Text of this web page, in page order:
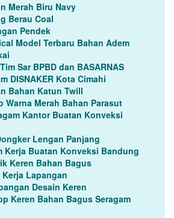
Merah Biru Navy
Berau Coal
Pendek
Model Terbaru Bahan Adem
Sar BPBD dan BASARNAS
DISNAKER Kota Cimahi
Bahan Katun Twill
Warna Merah Bahan Parasut
Kantor Buatan Konveksi
Lengan Panjang
Kerja Buatan Konveksi Bandung
Keren Bahan Bagus
Kerja Lapangan
Desain Keren
Keren Bahan Bagus Seragam